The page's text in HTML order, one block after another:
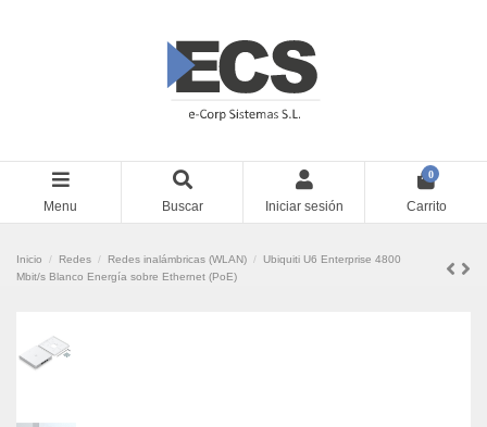
Menu Buscar Iniciar sesión
0
Carrito
Inicio Redes Redes inalámbricas (WLAN)
Ubiquiti U6 Enterprise 4800
Mbit/s Blanco Energía sobre Ethernet (PoE)